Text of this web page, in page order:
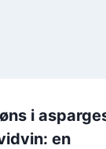
i
en